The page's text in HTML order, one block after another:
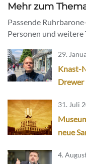
Mehr zum
Passende
Personen und
29.
Knast-
Drewer
31. Juli
neue
4.